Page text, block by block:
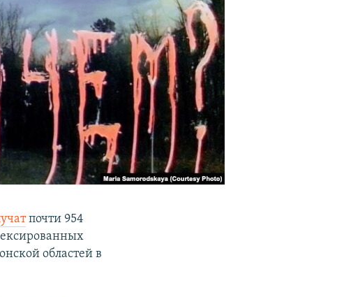
почти 954
областей в